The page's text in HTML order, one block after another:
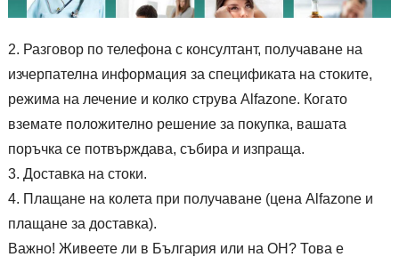
Разговор по телефона с консултант, получаване на
изчерпателна информация за спецификата на стоките,
режима на лечение и колко струва Alfazone. Когато
вземате положително решение за покупка, вашата
поръчка се потвърждава, събира и изпраща.
Доставка на стоки.
Плащане на колета при получаване (цена Alfazone и
плащане за доставка).
Важно! Живеете ли в България или на ОН? Това е